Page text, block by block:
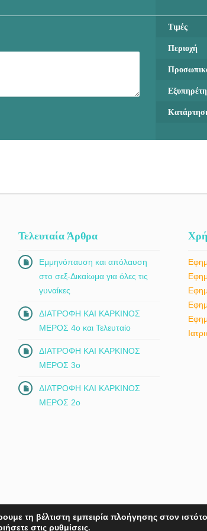
Τιμές
Περιοχή
Τελευταία Άρθρα
Εμμηνόπαυση και απόλαυση
στο σεξ-Δικαίωμα για όλες τις
γυναίκες
ΔΙΑΤΡΟΦΗ ΚΑΙ ΚΑΡΚΙΝΟΣ
ΜΕΡΟΣ 4ο και Τελευταίο
ΔΙΑΤΡΟΦΗ ΚΑΙ ΚΑΡΚΙΝΟΣ
ΜΕΡΟΣ 3ο
ΔΙΑΤΡΟΦΗ ΚΑΙ ΚΑΡΚΙΝΟΣ
ΜΕΡΟΣ 2ο
IKE All rights reserved.
τη βέλτιστη εμπειρία πλοήγησης στον
στις ρυθμίσεις.